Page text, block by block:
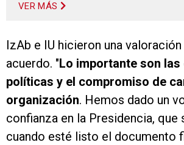
VER MÁS
IzAb e IU hicieron una
acuerdo. "Lo importante son
políticas y el compromiso de
organización. Hemos dado un
confianza en la Presidencia, que
cuando esté listo el documento